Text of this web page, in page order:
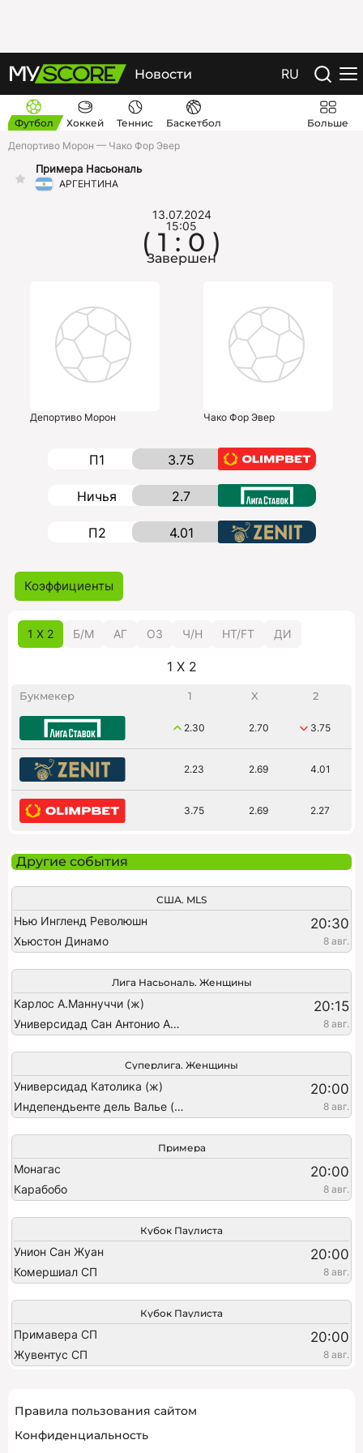
Новости RU
Футбол Хоккей Теннис Баскетбол
Больше
Депортиво Морон — Чако Фор Эвер
АРГЕНТИНА
Примера Насьональ
Депортиво Морон
13.07.2024
15:05
( 1 : 0 )
Завершен
Чако Фор Эвер
П1 3.75
Ничья 2.7
П2 4.01
Коэффициенты
1 X 2 Б/M АГ ОЗ Ч/Н HT/FT ДИ
1 X 2
Букмекер 1 X 2
2.30 2.70 3.75
2.23 2.69 4.01
3.75 2.69 2.27
Другие события
США. MLS
Нью Ингленд Революшн 20:30
Хьюстон Динамо 8 авг.
Лига Насьональ. Женщины
Карлос А.Маннуччи (ж) 20:15
Универсидад Сан Антонио Абад (ж) 8 авг.
Суперлига. Женщины
Универсидад Католика (ж) 20:00
Индепендьенте дель Валье (ж) 8 авг.
Примера
Монагас 20:00
Карабобо 8 авг.
Кубок Паулиста
Унион Сан Жуан 20:00
Комершиал СП 8 авг.
Кубок Паулиста
Примавера СП 20:00
Жувентус СП 8 авг.
Правила пользования сайтом
Конфиденциальность